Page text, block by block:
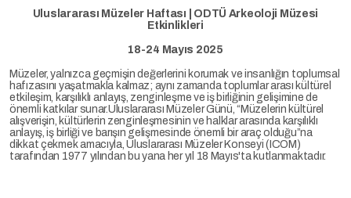
Uluslararası Müzeler Haftası | ODTÜ Arkeoloji Müzesi
Etkinlikleri
18-24 Mayıs 2025
Müzeler, yalnızca geçmişin değerlerini korumak ve insanlığın toplumsal
hafızasını yaşatmakla kalmaz; aynı zamanda toplumlar arası kültürel
etkileşim, karşılıklı anlayış, zenginleşme ve iş birliğinin gelişimine de
önemli katkılar sunar.Uluslararası Müzeler Günü, “Müzelerin kültürel
alışverişin, kültürlerin zenginleşmesinin ve halklar arasında karşılıklı
anlayış, iş birliği ve barışın gelişmesinde önemli bir araç olduğu”na
dikkat çekmek amacıyla, Uluslararası Müzeler Konseyi (ICOM)
tarafından 1977 yılından bu yana her yıl 18 Mayıs'ta kutlanmaktadır.